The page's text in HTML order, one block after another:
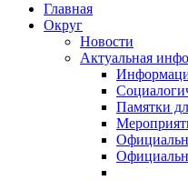
Главная
Округ
Новости
Актуальная
Памятки